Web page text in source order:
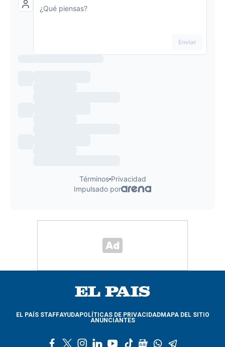
EL PAÍS STAFFAYUDAPOLÍTICAS DE PRIVACIDADMAPA DEL SITIO
ANUNCIANTES
l
y
t
g
w